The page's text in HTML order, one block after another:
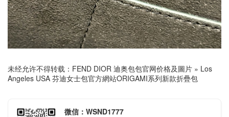
未经允许不得转载： FEND DIOR 迪奥包包官网价格及圖片 » Los
Angeles USA 芬迪女士包官方網站ORIGAMI系列新款折疊包
微信：WSND1777